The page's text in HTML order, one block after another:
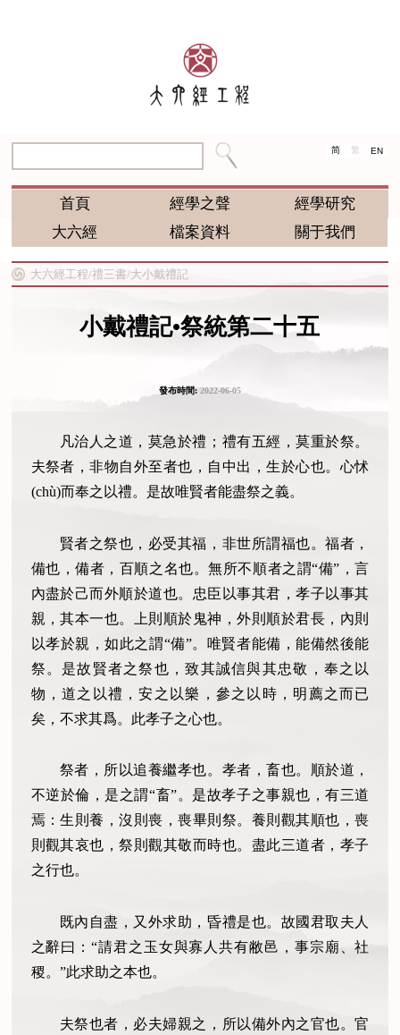
简 繁 EN
首頁 經學之聲
經學研究
大六經
檔案資料 關于我們
大六經工程/禮三書/大小戴禮記
小戴禮記•祭統第二十五
發布時間:2022-06-05
凡治人之道，莫急於禮；禮有五經，莫重於祭。
夫祭者，非物自外至者也，自中出，生於心也。心怵
(chù)而奉之以禮。是故唯賢者能盡祭之義。
賢者之祭也，必受其福，非世所謂福也。福者，
備也，備者，百順之名也。無所不順者之謂“備”，言
內盡於己而外順於道也。忠臣以事其君，孝子以事其
親，其本一也。上則順於鬼神，外則順於君長，內則
以孝於親，如此之謂“備”。唯賢者能備，能備然後能
祭。是故賢者之祭也，致其誠信與其忠敬，奉之以
物，道之以禮，安之以樂，參之以時，明薦之而已
矣，不求其爲。此孝子之心也。
祭者，所以追養繼孝也。孝者，畜也。順於道，
不逆於倫，是之謂“畜”。是故孝子之事親也，有三道
焉：生則養，沒則喪，喪畢則祭。養則觀其順也，喪
則觀其哀也，祭則觀其敬而時也。盡此三道者，孝子
之行也。
既內自盡，又外求助，昏禮是也。故國君取夫人
之辭曰：“請君之玉女與寡人共有敝邑，事宗廟、社
稷。”此求助之本也。
夫祭也者，必夫婦親之，所以備外內之官也。官